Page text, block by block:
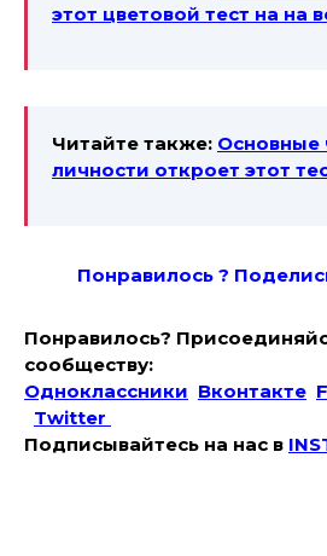
этот цветовой тест на на
Читайте также: Основные
личности откроет этот
Понравилось ? Поде
Понравилось?
сообществу:
Одноклассники Вконтакте
Twitter
Подписывайтесь на наc в